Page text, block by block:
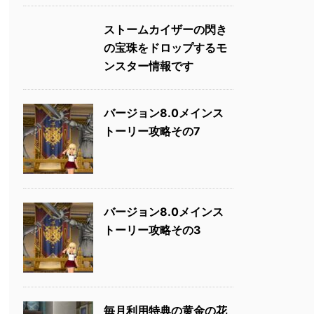
ストームカイザーの閃き
の宝珠をドロップするモ
ンスター情報です
バージョン8.0メインス
トーリー攻略その7
バージョン8.0メインス
トーリー攻略その3
毎月利用特典の黄金の花